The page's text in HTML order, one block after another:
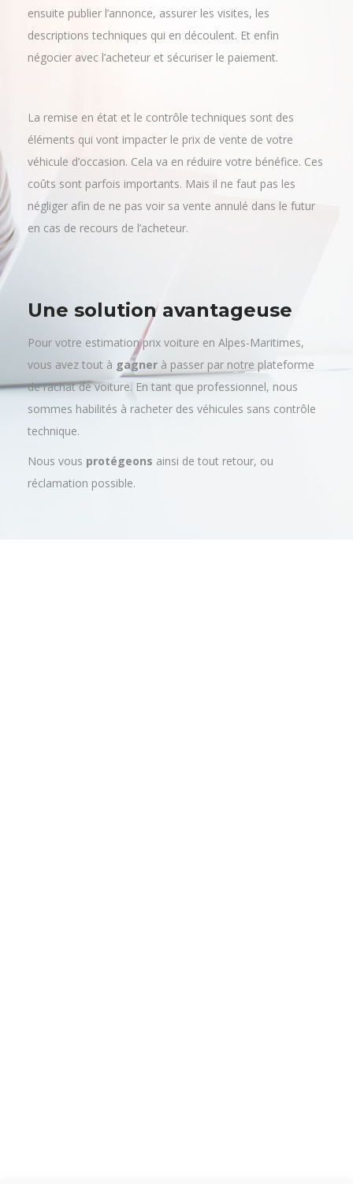
état et le contrôle technique sont obligatoires. Il faudra
ensuite publier l’annonce, assurer les visites, les
descriptions techniques qui en découlent. Et enfin
La remise en état et le contrôle techniques sont des
éléments qui vont impacter le prix de vente de votre
véhicule d’occasion. Cela va en réduire votre bénéfice. Ces
coûts sont parfois importants. Mais il ne faut pas les
négliger afin de ne pas voir sa vente annulé dans le futur
Une solution avantageuse
Pour votre estimation prix voiture en Alpes-Maritimes,
vous avez tout àgagnerà passer par notre plateforme
de rachat de voiture. En tant que professionnel, nous
sommes habilités à racheter des véhicules sans contrôle
technique.
Nous vous protégeons